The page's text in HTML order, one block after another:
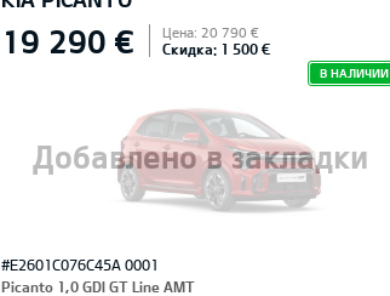
Добавлено в закладки
19 290 € Цена: 20 790 €
Скидка: 1 500 €
В НАЛИЧИИ
#E2601C076C45A 0001
Picanto 1,0 GDI GT Line AMT